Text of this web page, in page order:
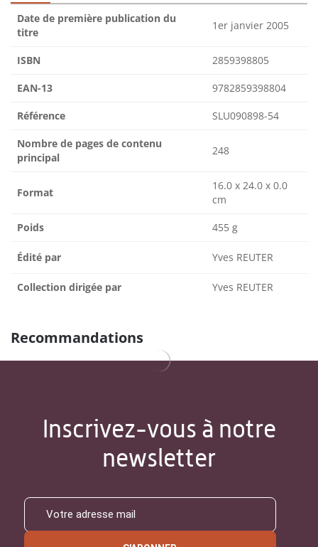
Date de première publication du
titre
1er janvier 2005
ISBN 2859398805
EAN-13 9782859398804
Référence SLU090898-54
Nombre de pages de contenu
principal
248
Format
16.0 x 24.0 x 0.0
cm
Poids 455 g
Édité par Yves REUTER
Collection dirigée par Yves REUTER
Recommandations
Inscrivez-vous à notre
newsletter